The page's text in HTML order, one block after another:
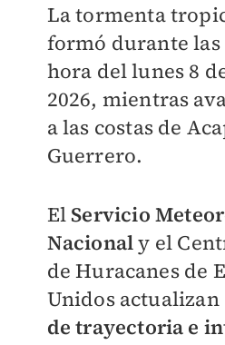
La tormenta
formó durante
hora del lunes 8
2026, mientras
a las costas de
Guerrero.
El Servicio
Nacionaly el
de Huracanes de
Unidos actualizan
de trayectoria e